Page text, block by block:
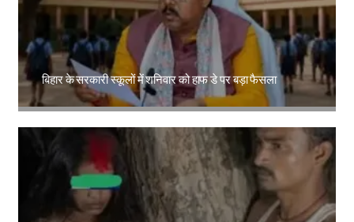
बिहार के सरकारी स्कूलों में शनिवार को हाफ डे पर बड़ा फैसला
Amit Lekh